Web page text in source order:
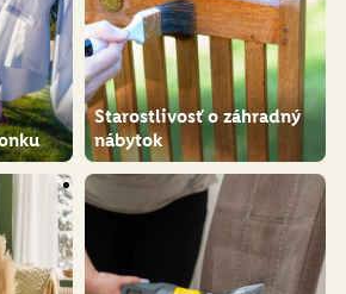
Starostlivosť o záhradný
nábytok